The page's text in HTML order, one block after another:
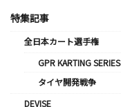
特集記事
全日本カート選手権
GPR KARTING SERIES
タイヤ開発戦争
DEVISE